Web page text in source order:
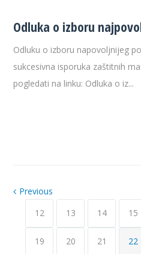
Odluka o izboru
Odluku o izboru napovoljnijeg
sukcesivna isporuka zaštitnih
pogledati na linku: Odluka o iz...
Previous
12
13 14 15
19 20 21 22